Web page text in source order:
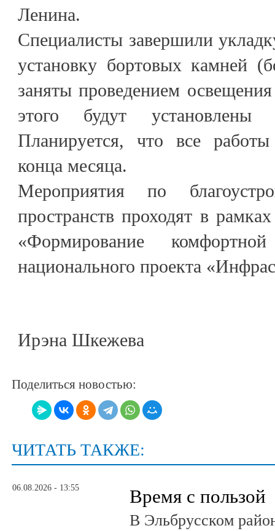
Ленина.
Специалисты завершили
установку бортовых камней
заняты проведением
этого будут
Планируется, что все
конца месяца.
Мероприятия по
пространств проходят в
«Формирование
национального проекта
Ирэна Шкежева
Поделиться новостью:
ЧИТАТЬ ТАКЖЕ:
06.08.2026 - 13:55 Время с пользой
В Эльбрусском